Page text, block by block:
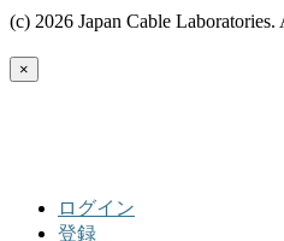
(c) 2026 Japan Cable
×
ログイン
登録